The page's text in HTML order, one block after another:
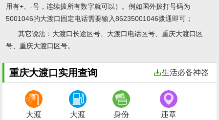
用有+、-号，连续拨所有数字就可以）。例如国外拨打号码为
5001046的大渡口固定电话需要输入86235001046拨通即可；
其它说法：大渡口长途区号、大渡口电话区号、重庆大渡口区
号、重庆大渡口区号。
重庆大渡口实用查询 生活必备神器
大渡 大渡 身份 违章